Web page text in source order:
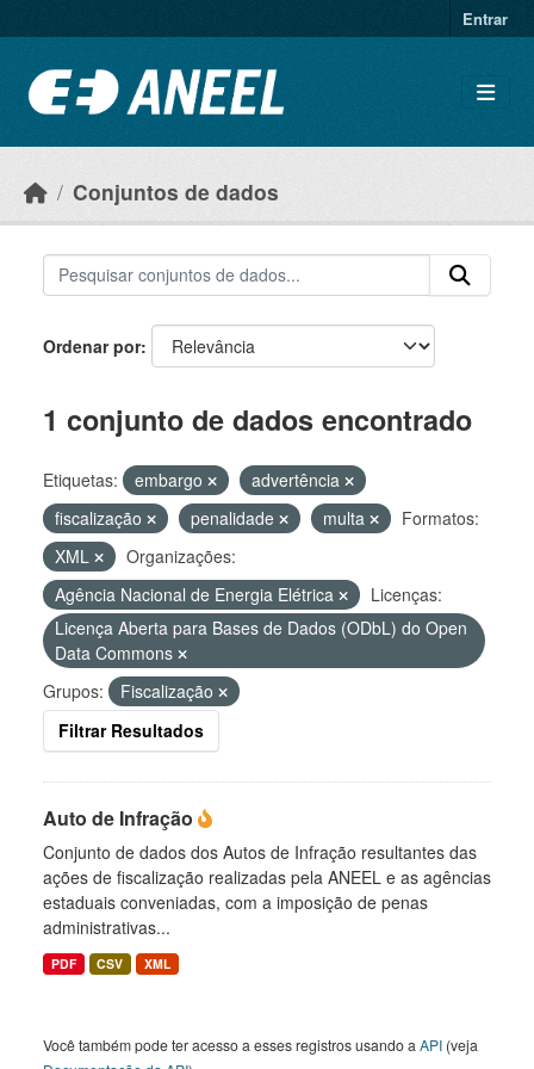
Entrar
Conjuntos de dados
Ordenar por
1 conjunto de dados encontrado
Etiquetas: embargo
advertência
fiscalização
penalidade multa
Formatos:
XML
Organizações:
Agência Nacional de Energia Elétrica
Licenças:
Licença Aberta para Bases de Dados (ODbL) do Open
Data Commons
Grupos:
Fiscalização
Filtrar Resultados
Auto de Infração
Conjunto de dados dos Autos de Infração resultantes das
ações de fiscalização realizadas pela ANEEL e as agências
estaduais conveniadas, com a imposição de penas
administrativas...
PDF CSV XML
Você também pode ter acesso a esses registros usando a API (veja